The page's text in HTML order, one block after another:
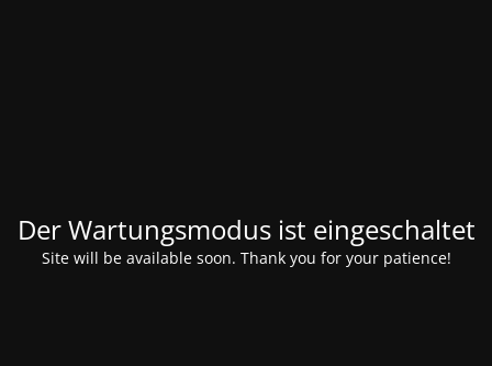
Der Wartungsmodus ist eingeschaltet
Site will be available soon. Thank you for your patience!